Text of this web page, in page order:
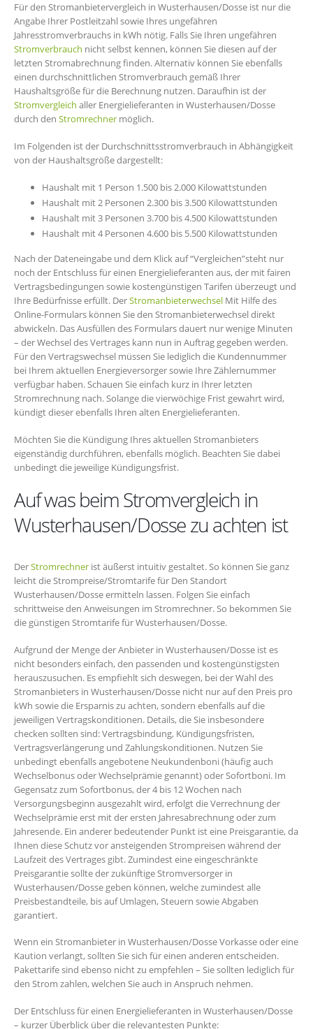
Für den Stromanbietervergleich in Wusterhausen/Dosse ist nur die
Angabe Ihrer Postleitzahl sowie Ihres ungefähren
Jahresstromverbrauchs in kWh nötig. Falls Sie Ihren ungefähren
Stromverbrauch nicht selbst kennen, können Sie diesen auf der
letzten Stromabrechnung finden. Alternativ können Sie ebenfalls
einen durchschnittlichen Stromverbrauch gemäß Ihrer
Haushaltsgröße für die Berechnung nutzen. Daraufhin ist der
Stromvergleich aller Energielieferanten in Wusterhausen/Dosse
durch den Stromrechner möglich.
Im Folgenden ist der Durchschnittsstromverbrauch in Abhängigkeit
von der Haushaltsgröße dargestellt:
Haushalt mit 1 Person 1.500 bis 2.000 Kilowattstunden
Haushalt mit 2 Personen 2.300 bis 3.500 Kilowattstunden
Haushalt mit 3 Personen 3.700 bis 4.500 Kilowattstunden
Haushalt mit 4 Personen 4.600 bis 5.500 Kilowattstunden
Nach der Dateneingabe und dem Klick auf “Vergleichen”steht nur
noch der Entschluss für einen Energielieferanten aus, der mit fairen
Vertragsbedingungen sowie kostengünstigen Tarifen überzeugt und
Ihre Bedürfnisse erfüllt. DerStromanbieterwechsel Mit Hilfe des
Online-Formulars können Sie den Stromanbieterwechsel direkt
abwickeln. Das Ausfüllen des Formulars dauert nur wenige Minuten
– der Wechsel des Vertrages kann nun in Auftrag gegeben werden.
Für den Vertragswechsel müssen Sie lediglich die Kundennummer
bei Ihrem aktuellen Energieversorger sowie Ihre Zählernummer
verfügbar haben. Schauen Sie einfach kurz in Ihrer letzten
Stromrechnung nach. Solange die vierwöchige Frist gewahrt wird,
kündigt dieser ebenfalls Ihren alten Energielieferanten.
Möchten Sie die Kündigung Ihres aktuellen Stromanbieters
eigenständig durchführen, ebenfalls möglich. Beachten Sie dabei
unbedingt die jeweilige Kündigungsfrist.
Auf was beim Stromvergleich in
Wusterhausen/Dosse zu achten ist
DerStromrechner ist äußerst intuitiv gestaltet. So können Sie ganz
leicht die Strompreise/Stromtarife für Den Standort
Wusterhausen/Dosse ermitteln lassen. Folgen Sie einfach
schrittweise den Anweisungen im Stromrechner. So bekommen Sie
die günstigen Stromtarife für Wusterhausen/Dosse.
Aufgrund der Menge der Anbieter in Wusterhausen/Dosse ist es
nicht besonders einfach, den passenden und kostengünstigsten
herauszusuchen. Es empfiehlt sich deswegen, bei der Wahl des
Stromanbieters in Wusterhausen/Dosse nicht nur auf den Preis pro
kWh sowie die Ersparnis zu achten, sondern ebenfalls auf die
jeweiligen Vertragskonditionen. Details, die Sie insbesondere
checken sollten sind: Vertragsbindung, Kündigungsfristen,
Vertragsverlängerung und Zahlungskonditionen. Nutzen Sie
unbedingt ebenfalls angebotene Neukundenboni (häufig auch
Wechselbonus oder Wechselprämie genannt) oder Sofortboni. Im
Gegensatz zum Sofortbonus, der 4 bis 12 Wochen nach
Versorgungsbeginn ausgezahlt wird, erfolgt die Verrechnung der
Wechselprämie erst mit der ersten Jahresabrechnung oder zum
Jahresende. Ein anderer bedeutender Punkt ist eine Preisgarantie, da
Ihnen diese Schutz vor ansteigenden Strompreisen während der
Laufzeit des Vertrages gibt. Zumindest eine eingeschränkte
Preisgarantie sollte der zukünftige Stromversorger in
Wusterhausen/Dosse geben können, welche zumindest alle
Preisbestandteile, bis auf Umlagen, Steuern sowie Abgaben
garantiert.
Wenn ein Stromanbieter in Wusterhausen/Dosse Vorkasse oder eine
Kaution verlangt, sollten Sie sich für einen anderen entscheiden.
Pakettarife sind ebenso nicht zu empfehlen – Sie sollten lediglich für
den Strom zahlen, welchen Sie auch in Anspruch nehmen.
Der Entschluss für einen Energielieferanten in Wusterhausen/Dosse
– kurzer Überblick über die relevantesten Punkte: